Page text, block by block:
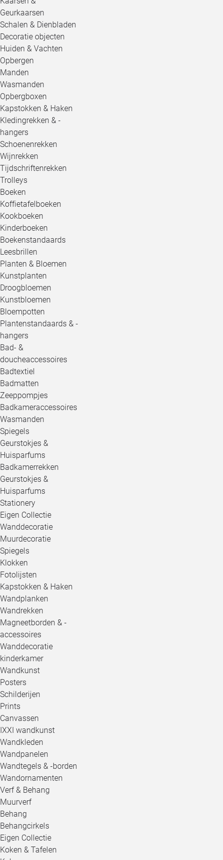
Geurkaarsen
Schalen & Dienbladen
Decoratie objecten
Huiden & Vachten
Opbergen
Manden
Wasmanden
Opbergboxen
Kapstokken & Haken
Kledingrekken & -
hangers
Schoenenrekken
Wijnrekken
Tijdschriftenrekken
Trolleys
Boeken
Koffietafelboeken
Kookboeken
Kinderboeken
Boekenstandaards
Leesbrillen
Planten & Bloemen
Kunstplanten
Droogbloemen
Kunstbloemen
Bloempotten
Plantenstandaards & -
hangers
Bad- &
doucheaccessoires
Badtextiel
Badmatten
Zeeppompjes
Badkameraccessoires
Wasmanden
Spiegels
Geurstokjes &
Huisparfums
Badkamerrekken
Geurstokjes &
Huisparfums
Stationery
Eigen Collectie
Wanddecoratie
Muurdecoratie
Spiegels
Klokken
Fotolijsten
Kapstokken & Haken
Wandplanken
Wandrekken
Magneetborden & -
accessoires
Wanddecoratie
kinderkamer
Wandkunst
Posters
Schilderijen
Prints
Canvassen
IXXI wandkunst
Wandkleden
Wandpanelen
Wandtegels & -borden
Wandornamenten
Verf & Behang
Muurverf
Behang
Behangcirkels
Eigen Collectie
Koken & Tafelen